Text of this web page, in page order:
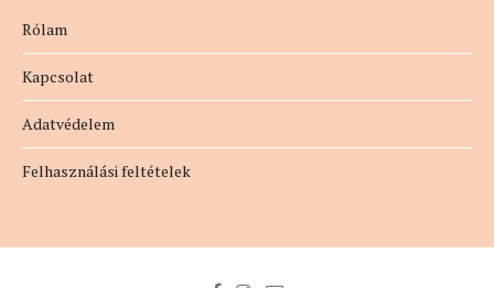
Rólam
Kapcsolat
Adatvédelem
Felhasználási feltételek